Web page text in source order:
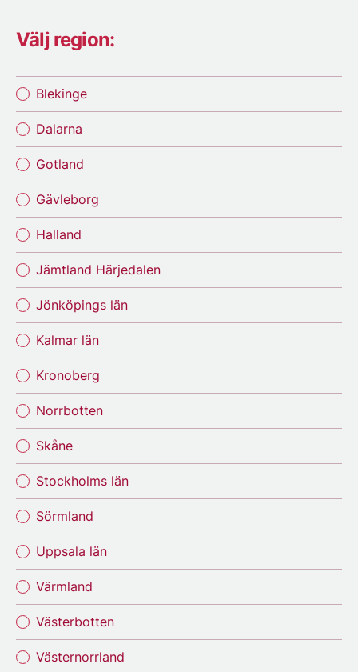
Välj region:
Blekinge
Dalarna
Gotland
Gävleborg
Halland
Jämtland Härjedalen
Jönköpings län
Kalmar län
Kronoberg
Norrbotten
Skåne
Stockholms län
Sörmland
Uppsala län
Värmland
Västerbotten
Västernorrland